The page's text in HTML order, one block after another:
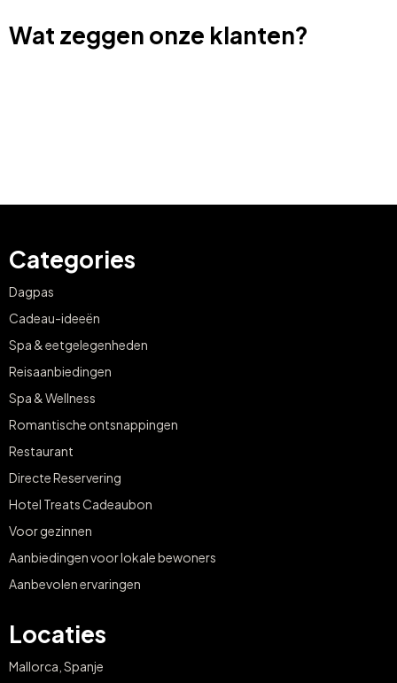
Wat zeggen onze klanten?
Categories
Dagpas
Cadeau-ideeën
Spa & eetgelegenheden
Reisaanbiedingen
Spa & Wellness
Romantische ontsnappingen
Restaurant
Directe Reservering
Hotel Treats Cadeaubon
Voor gezinnen
Aanbiedingen voor lokale bewoners
Aanbevolen ervaringen
Locaties
Mallorca, Spanje